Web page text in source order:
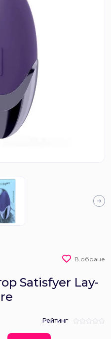
В обране
Satisfyer Lay-
Рейтинг